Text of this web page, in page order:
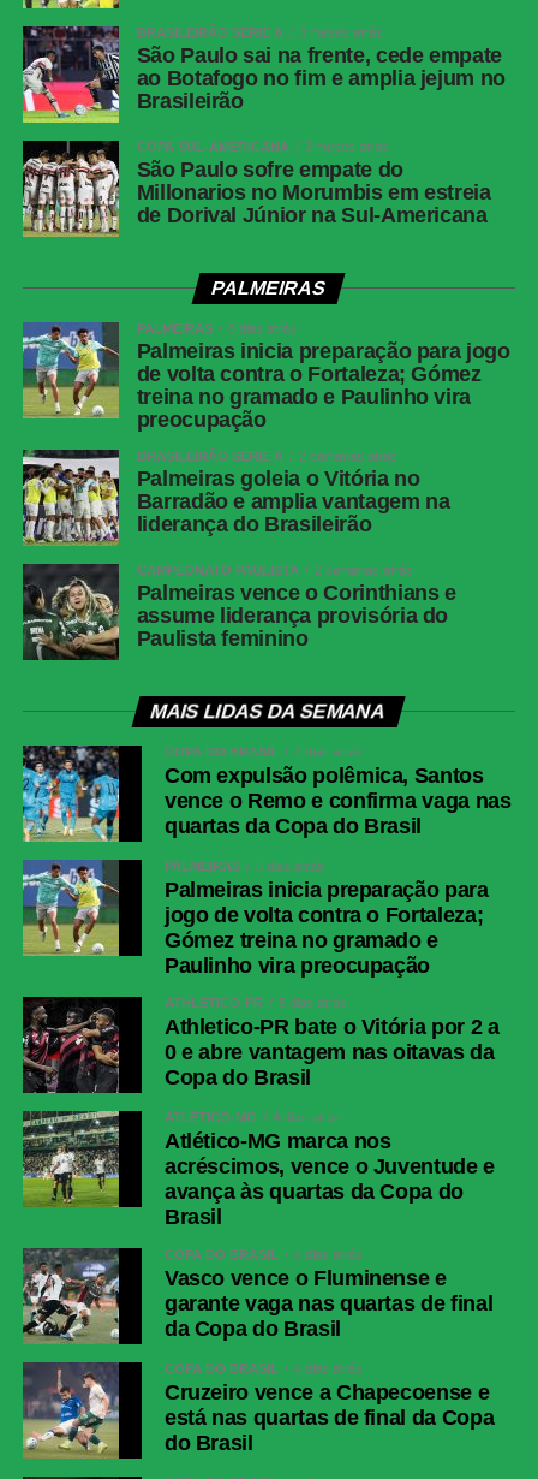
BRASILEIRÃO SÉRIE A 3 meses atrás
São Paulo sai na frente, cede empate
ao Botafogo no fim e amplia jejum no
Brasileirão
COPA SUL-AMERICANA 3 meses atrás
São Paulo sofre empate do
Millonarios no Morumbis em estreia
de Dorival Júnior na Sul-Americana
PALMEIRAS
PALMEIRAS 5 dias atrás
Palmeiras inicia preparação para jogo
de volta contra o Fortaleza; Gómez
treina no gramado e Paulinho vira
preocupação
BRASILEIRÃO SÉRIE A 2 semanas atrás
Palmeiras goleia o Vitória no
Barradão e amplia vantagem na
liderança do Brasileirão
CAMPEONATO PAULISTA 2 semanas atrás
Palmeiras vence o Corinthians e
assume liderança provisória do
Paulista feminino
MAIS LIDAS DA SEMANA
COPA DO BRASIL 4 dias atrás
Com expulsão polêmica, Santos
vence o Remo e confirma vaga nas
quartas da Copa do Brasil
PALMEIRAS 5 dias atrás
Palmeiras inicia preparação para
jogo de volta contra o Fortaleza;
Gómez treina no gramado e
Paulinho vira preocupação
ATHLETICO-PR 5 dias atrás
Athletico-PR bate o Vitória por 2 a
0 e abre vantagem nas oitavas da
Copa do Brasil
ATLÉTICO-MG 4 dias atrás
Atlético-MG marca nos
acréscimos, vence o Juventude e
avança às quartas da Copa do
Brasil
COPA DO BRASIL 4 dias atrás
Vasco vence o Fluminense e
garante vaga nas quartas de final
da Copa do Brasil
COPA DO BRASIL 4 dias atrás
Cruzeiro vence a Chapecoense e
está nas quartas de final da Copa
do Brasil